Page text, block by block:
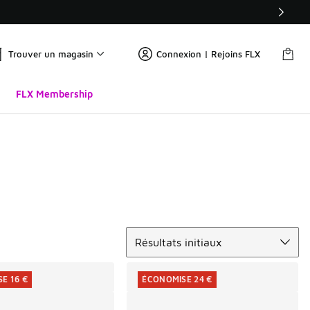
Trouver un magasin Connexion | Rejoins FLX
FLX Membership
Résultats initiaux
16 € ÉCONOMISE 24 €